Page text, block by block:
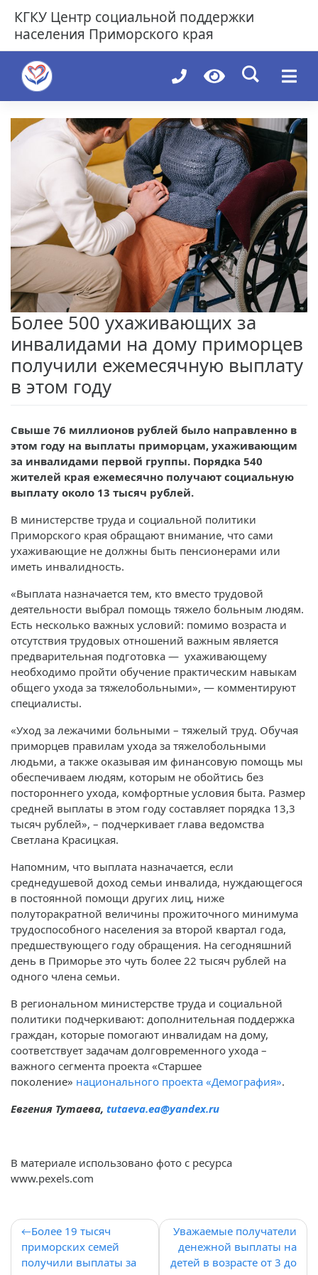
content
КГКУ Центр социальной поддержки
населения Приморского края
Более 500 ухаживающих за
инвалидами на дому приморцев
получили ежемесячную выплату
в этом году
Свыше 76 миллионов рублей было направленно в
этом году на выплаты приморцам, ухаживающим
за инвалидами первой группы. Порядка 540
жителей края ежемесячно получают социальную
выплату около 13 тысяч рублей.
В министерстве труда и социальной политики
Приморского края обращают внимание, что сами
ухаживающие не должны быть пенсионерами или
иметь инвалидность.
«Выплата назначается тем, кто вместо трудовой
деятельности выбрал помощь тяжело больным людям.
Есть несколько важных условий: помимо возраста и
отсутствия трудовых отношений важным является
предварительная подготовка — ухаживающему
необходимо пройти обучение практическим навыкам
общего ухода за тяжелобольными», — комментируют
специалисты.
«Уход за лежачими больными – тяжелый труд. Обучая
приморцев правилам ухода за тяжелобольными
людьми, а также оказывая им финансовую помощь мы
обеспечиваем людям, которым не обойтись без
постороннего ухода, комфортные условия быта. Размер
средней выплаты в этом году составляет порядка 13,3
тысяч рублей», – подчеркивает глава ведомства
Светлана Красицкая.
Напомним, что выплата назначается, если
среднедушевой доход семьи инвалида, нуждающегося
в постоянной помощи других лиц, ниже
полуторакратной величины прожиточного минимума
трудоспособного населения за второй квартал года,
предшествующего году обращения. На сегодняшний
день в Приморье это чуть более 22 тысяч рублей на
одного члена семьи.
В региональном министерстве труда и социальной
политики подчеркивают: дополнительная поддержка
граждан, которые помогают инвалидам на дому,
соответствует задачам долговременного ухода –
важного сегмента проекта «Старшее
поколение» национального проекта «Демография».
Евгения Тутаева, tutaeva.ea@yandex.ru
В материале использовано фото с ресурса
www.pexels.com
Навигация
по
Более 19 тысяч
приморских семей
получили выплаты за
Уважаемые получатели
денежной выплаты на
детей в возрасте от 3 до